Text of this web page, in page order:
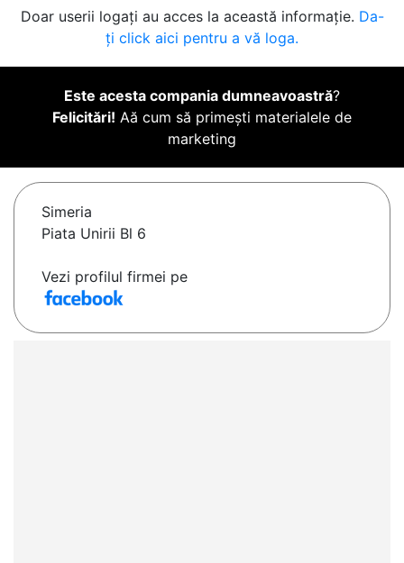
Doar userii logați au acces la această informație. Da-
ți click aici pentru a vă loga.
Este acesta compania dumneavoastră?
Felicitări! Aă cum să primești materialele de
marketing
Simeria
Piata Unirii Bl 6
Vezi profilul firmei pe